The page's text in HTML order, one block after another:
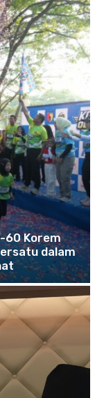
60 Korem
dalam